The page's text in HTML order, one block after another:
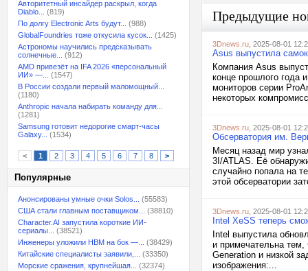
Авторитетный инсайдер раскрыл, когда
Diablo...
(819)
По долгу Electronic Arts будут...
(988)
GlobalFoundries тоже откусила кусок...
(1425)
Астрономы научились предсказывать
солнечные...
(912)
AMD привезёт на IFA 2026 «персональный
ИИ» —...
(1547)
В России создали первый маломощный...
(1180)
Anthropic начала набирать команду для...
(1281)
Samsung готовит недорогие смарт-часы
Galaxy...
(1534)
< 1 2 3 4 5 6 7 8 >
Популярные
Анонсированы умные очки Solos...
(55583)
США стали главным поставщиком...
(38810)
Character.AI запустила короткие ИИ-
сериалы...
(38521)
Инженеры уложили HBM на бок —...
(38429)
Китайские специалисты заявили,...
(33350)
Морские сражения, крупнейшая...
(32374)
Предыдущие
3Dnews.ru , 2025-08-01
Asus выпустила
Компания Asus
конце прошлого года
мониторов серии
некоторых
3Dnews.ru , 2025-08-01
Обсерватория им.
Месяц назад мир
3I/ATLAS. Её
случайно попала на
этой обсерватории
3Dnews.ru , 2025-08-01
Intel XeSS теперь
Intel выпустила
и примечательна тем,
Generation и низкой
изображения:...